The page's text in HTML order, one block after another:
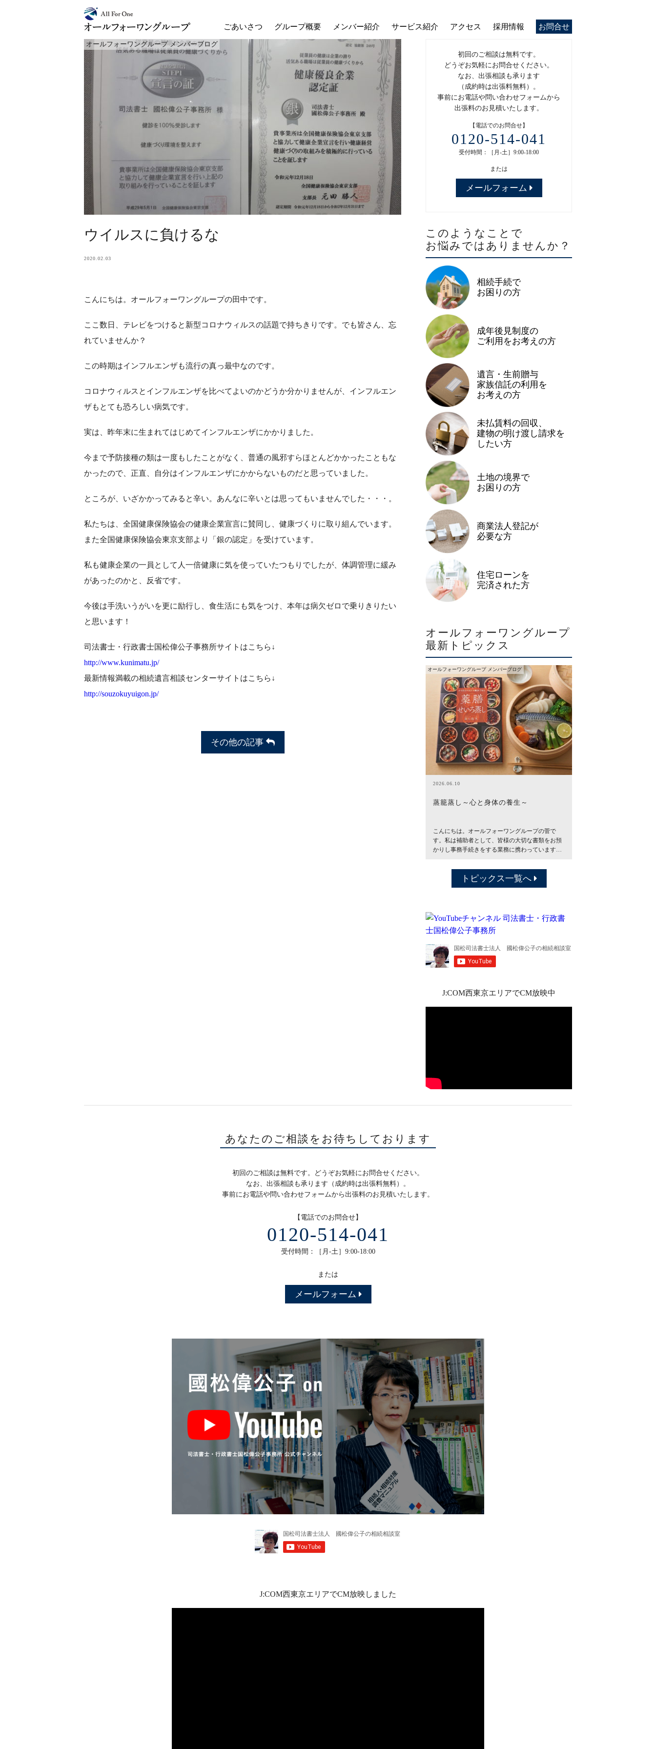
ごあいさつ グループ概要 メンバー紹介 サービス紹介 アクセス 採用情報 お問合せ
オールフォーワングループ メンバーブログ
ウイルスに負けるな
2020.02.03
こんにちは。オールフォーワングループの田中です。
ここ数日、テレビをつけると新型コロナウィルスの話題で持ちきりです。でも皆さん、忘
れていませんか？
この時期はインフルエンザも流行の真っ最中なのです。
コロナウィルスとインフルエンザを比べてよいのかどうか分かりませんが、インフルエン
ザもとても恐ろしい病気です。
実は、昨年末に生まれてはじめてインフルエンザにかかりました。
今まで予防接種の類は一度もしたことがなく、普通の風邪すらほとんどかかったこともな
かったので、正直、自分はインフルエンザにかからないものだと思っていました。
ところが、いざかかってみると辛い。あんなに辛いとは思ってもいませんでした・・・。
私たちは、全国健康保険協会の健康企業宣言に賛同し、健康づくりに取り組んでいます。
また全国健康保険協会東京支部より「銀の認定」を受けています。
私も健康企業の一員として人一倍健康に気を使っていたつもりでしたが、体調管理に緩み
があったのかと、反省です。
今後は手洗いうがいを更に励行し、食生活にも気をつけ、本年は病欠ゼロで乗りきりたい
と思います！
司法書士・行政書士国松偉公子事務所サイトはこちら↓
http://www.kunimatu.jp/
最新情報満載の相続遺言相談センターサイトはこちら↓
http://souzokuyuigon.jp/
その他の記事
初回のご相談は無料です。
どうぞお気軽にお問合せください。
なお、出張相談も承ります
（成約時は出張料無料）。
事前にお電話や問い合わせフォームから
出張料のお見積いたします。
【電話でのお問合せ】
0120-514-041
受付時間：［月-土］9:00-18:00
または
メールフォーム
このようなことで
お悩みではありませんか？
相続手続で
お困りの方
成年後見制度の
ご利用をお考えの方
遺言・生前贈与
家族信託の利用を
お考えの方
未払賃料の回収、
建物の明け渡し請求を
したい方
土地の境界で
お困りの方
商業法人登記が
必要な方
住宅ローンを
完済された方
オールフォーワングループ
最新トピックス
オールフォーワングループ メンバーブログ
2026.06.10
蒸籠蒸し～心と身体の養生～
こんにちは。オールフォーワングループの菅で
す。私は補助者として、皆様の大切な書類をお預
かりし事務手続きをする業務に携わっています…
トピックス一覧へ
J:COM西東京エリアでCM放映中
あなたのご相談をお待ちしております
初回のご相談は無料です。どうぞお気軽にお問合せください。
なお、出張相談も承ります（成約時は出張料無料）。
事前にお電話や問い合わせフォームから出張料のお見積いたします。
【電話でのお問合せ】
0120-514-041
受付時間：［月-土］9:00-18:00
または
メールフォーム
J:COM西東京エリアでCM放映しました